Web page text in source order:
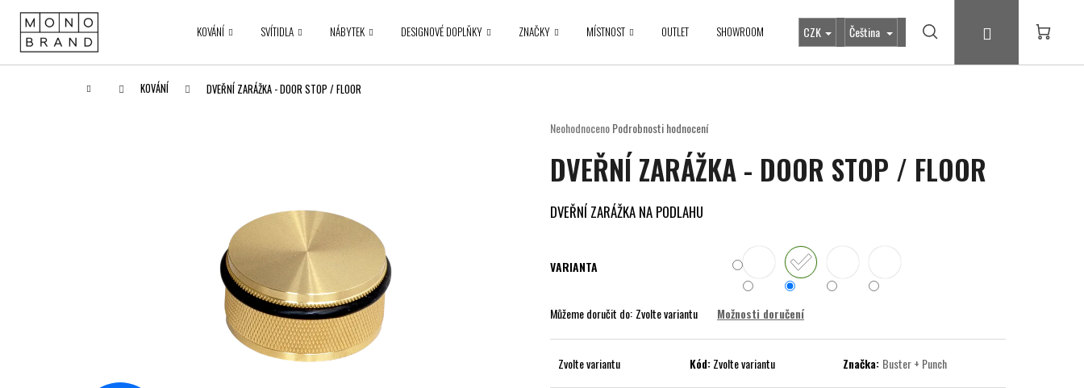
obsah
KOVÁNÍ SVÍTIDLA NÁBYTEK DESIGNOVÉ DOPLŇKY ZNAČKY MÍSTNOST OUTLET SHOWROOM CZK Čeština Hledat PřihlášeníNákupní
Domů KOVÁNÍ DVEŘNÍ ZARÁŽKA - DOOR STOP / FLOOR
Průměrné
produktu
z
5
NeohodnocenoPodrobnosti hodnocení
DVEŘNÍ ZARÁŽKA - DOOR STOP / FLOOR
DVEŘNÍ ZARÁŽKA NA PODLAHU
VARIANTA
Můžeme doručit do: Zvolte variantu Možnosti doručení
Zvolte variantu Kód:Zvolte variantu Značka: Buster + Punch
í
Zpět
do obchodu
Zpět
do obchodu